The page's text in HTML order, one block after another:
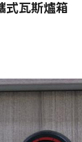
式瓦斯爐箱